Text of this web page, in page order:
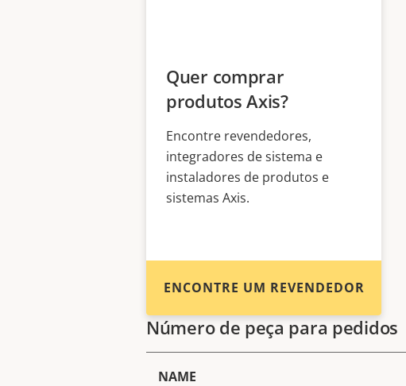
Quer comprar
produtos Axis?
Encontre revendedores,
integradores de sistema e
instaladores de produtos e
sistemas Axis.
ENCONTRE UM REVENDEDOR
Número de peça para pedidos
NAME